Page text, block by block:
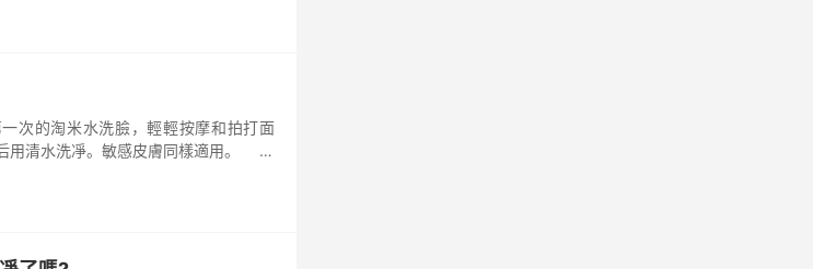
的淘米水洗臉，輕輕按摩和拍打面
用清水洗凈。敏感皮膚同樣適用。